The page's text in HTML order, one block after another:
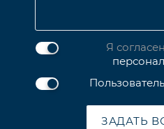
Я
ЗАДАТЬ